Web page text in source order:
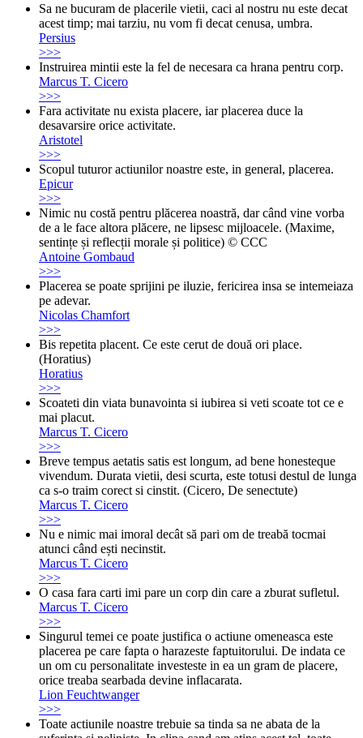
Sa ne bucuram de placerile vietii, caci al nostru nu este decat
acest timp; mai tarziu, nu vom fi decat cenusa, umbra.
Persius
>>>
Instruirea mintii este la fel de necesara ca hrana pentru corp.
Marcus T. Cicero
>>>
Fara activitate nu exista placere, iar placerea duce la
desavarsire orice activitate.
Aristotel
>>>
Scopul tuturor actiunilor noastre este, in general, placerea.
Epicur
>>>
Nimic nu costă pentru plăcerea noastră, dar când vine vorba
de a le face altora plăcere, ne lipsesc mijloacele. (Maxime,
sentințe și reflecții morale și politice) © CCC
Antoine Gombaud
>>>
Placerea se poate sprijini pe iluzie, fericirea insa se intemeiaza
pe adevar.
Nicolas Chamfort
>>>
Bis repetita placent. Ce este cerut de două ori place.
(Horatius)
Horatius
>>>
Scoateti din viata bunavointa si iubirea si veti scoate tot ce e
mai placut.
Marcus T. Cicero
>>>
Breve tempus aetatis satis est longum, ad bene honesteque
vivendum. Durata vietii, desi scurta, este totusi destul de lunga
ca s-o traim corect si cinstit. (Cicero, De senectute)
Marcus T. Cicero
>>>
Nu e nimic mai imoral decât să pari om de treabă tocmai
atunci când ești necinstit.
Marcus T. Cicero
>>>
O casa fara carti imi pare un corp din care a zburat sufletul.
Marcus T. Cicero
>>>
Singurul temei ce poate justifica o actiune omeneasca este
placerea pe care fapta o harazeste faptuitorului. De indata ce
un om cu personalitate investeste in ea un gram de placere,
orice treaba searbada devine inflacarata.
Lion Feuchtwanger
>>>
Toate actiunile noastre trebuie sa tinda sa ne abata de la